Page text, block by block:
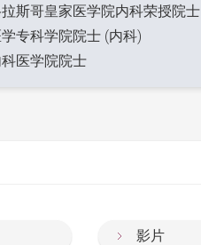
斯哥皇家医学院内科荣授院士
专科学院院士 (内科)
医学院院士
影片